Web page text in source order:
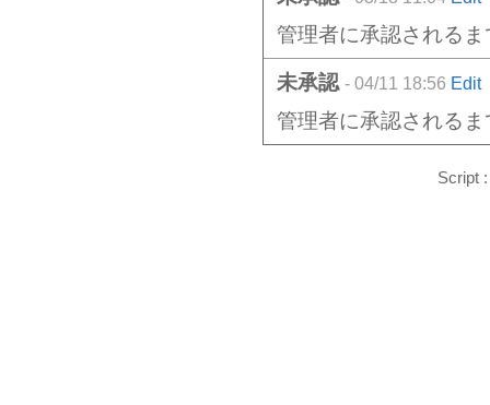
管理者に承認される
未承認 - 04/11 18:56 Edit
管理者に承認される
Script